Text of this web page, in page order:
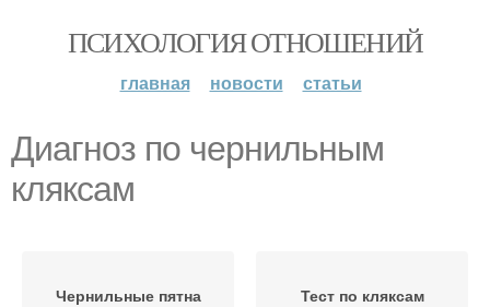
ПСИХОЛОГИЯ ОТНОШЕНИЙ
главная новости статьи
Диагноз по чернильным
кляксам
Чернильные пятна Тест по кляксам